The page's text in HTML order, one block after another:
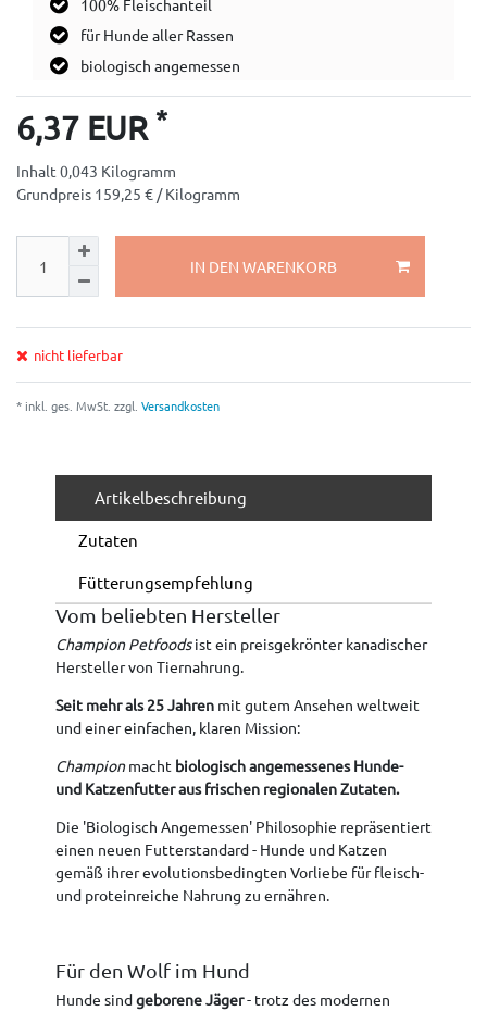
100% Fleischanteil
für Hunde aller Rassen
biologisch angemessen
6,37 EUR *
Inhalt 0,043 Kilogramm
Grundpreis 159,25 € / Kilogramm
IN DEN WARENKORB
nicht lieferbar
* inkl. ges. MwSt. zzgl. Versandkosten
Artikelbeschreibung
Zutaten
Fütterungsempfehlung
Vom beliebten Hersteller
Champion Petfoodsist ein preisgekrönter kanadischer
Hersteller von Tiernahrung.
Seit mehr als 25 Jahren mit gutem Ansehen weltweit
und einer einfachen, klaren Mission:
Championmacht biologisch angemessenes Hunde-
und Katzenfutter aus frischen regionalen Zutaten.
Die 'Biologisch Angemessen' Philosophie repräsentiert
einen neuen Futterstandard - Hunde und Katzen
gemäß ihrer evolutionsbedingten Vorliebe für fleisch-
und proteinreiche Nahrung zu ernähren.
Für den Wolf im Hund
Hunde sindgeborene Jäger- trotz des modernen